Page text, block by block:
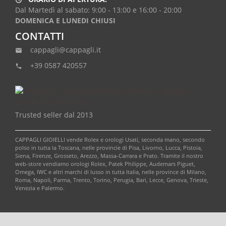
Dal Martedì al sabato: 9:00 - 13:00 e 16:00 - 20:00
DOMENICA E LUNEDI CHIUSI
CONTATTI
email cappagli@cappagli.it
phone +39 0587 420557
Trusted seller dal 2013
CAPPAGLI GIOIELLI vende Rolex e orologi Usati, seconda mano, secondo
polso in tutta la Toscana, nelle provincie di Pisa, Livorno, Lucca, Pistoia,
Siena, Firenze, Grosseto, Arezzo, Massa-Carrara e Prato. Tramite il nostro
web-store vendiamo orologi Rolex, Patek Philippe, Audemars Piguet,
Omega, IWC e altri marchi di lusso in tutta Italia, nelle province di Milano,
Roma, Napoli, Parma, Trento, Torino, Perugia, Bari, Lecce, Genova, Trieste,
Venezia e Palermo.